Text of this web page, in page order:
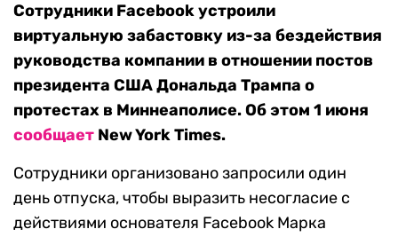
Сотрудники Facebook устроили
виртуальную забастовку из-за бездействия
руководства компании в отношении постов
президента США Дональда Трампа о
протестах в Миннеаполисе. Об этом 1 июня
сообщает New York Times.
Сотрудники организовано запросили один
день отпуска, чтобы выразить несогласие с
действиями основателя Facebook Марка